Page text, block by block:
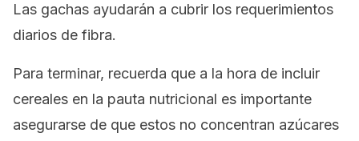
Las gachas ayudarán a cubrir los requerimientos
diarios de fibra.
Para terminar, recuerda que a la hora de incluir
cereales en la pauta nutricional es importante
asegurarse de que estos no concentran azúcares